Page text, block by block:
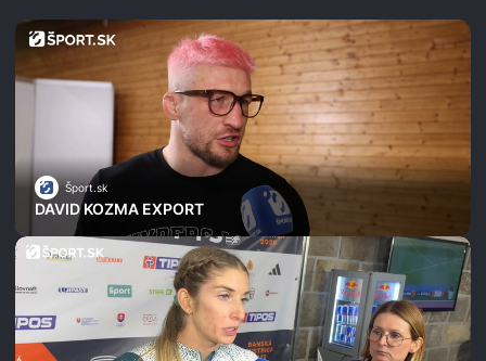
Šport.sk
DAVID KOZMA EXPORT